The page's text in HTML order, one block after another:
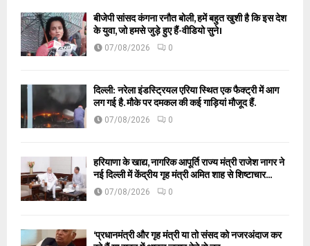
बीजेपी सांसद कंगना रनौत बोली, हमें बहुत खुशी है कि इस देश
के युवा, जो हमसे जुड़े हुए हैं-वीडियो सुने।
07/08/2026 0
दिल्ली: नरेला इंडस्ट्रियल एरिया स्थित एक फैक्ट्री में आग
लग गई है. मौके पर दमकल की कई गाड़ियां मौजूद हैं.
07/08/2026 0
हरियाणा के खाद्य, नागरिक आपूर्ति राज्य मंत्री राजेश नागर ने
नई दिल्ली में केंद्रीय गृह मंत्री अमित शाह से शिष्टाचार...
07/08/2026 0
‘प्रधानमंत्री और गृह मंत्री या तो संसद को नजरअंदाज कर